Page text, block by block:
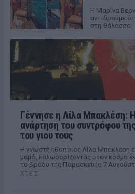
Η Μαρίνα
αντιδρούμε
στη θάλασσα
Γέννησε η Λίλα Μπακλέση:
ανάρτηση του συντρόφου
του γιου τους
Η γνωστή ηθοποιός Λίλα Μπακλέση
μαμά, καλωσορίζοντας στον κόσμο
το βράδυ της Παρασκευής 7
ΧΤΕΣ